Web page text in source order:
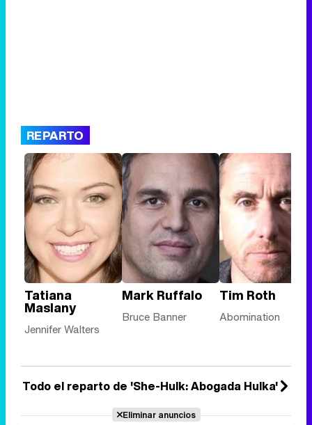
REPARTO
Tatiana
Maslany
Jennifer Walters
Mark Ruffalo
Bruce Banner
Tim Roth
Abomination
Todo el reparto de 'She-Hulk: Abogada Hulka'
Eliminar anuncios